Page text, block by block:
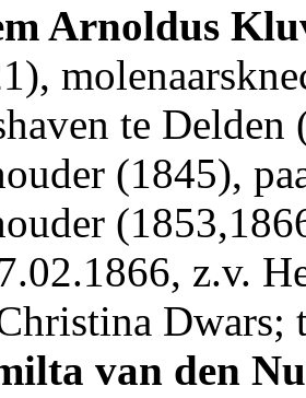
Arnoldus
te
(1845),
z.v.
van den